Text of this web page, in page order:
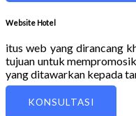
Website Hotel
itus web yang dirancang
tujuan untuk
yang ditawarkan kepada
KONSULTASI